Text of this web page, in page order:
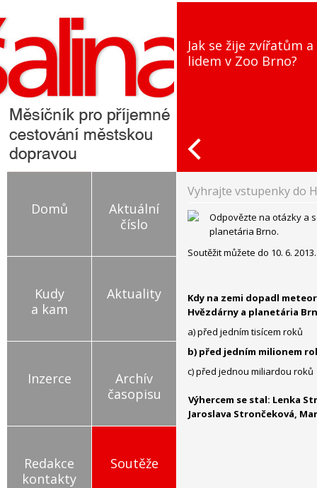
Jak se žije zvířatům a
lidem v Zoo Brno?
Domů
Aktuální
číslo
Kudy
a kam
Aktuality
Inzerce
Archív
časopisu
Redakce
kontakty
Soutěže
Vyhrajte vstupenky do
Odpovězte na otázky a
planetária Brno.
Soutěžit můžete do 10. 6. 2013.
Kdy na zemi dopadl
Hvězdárny a planetária
a) před jedním tisícem roků
b) před jedním milionem
c) před jednou miliardou roků
Výhercem se stal: Lenka
Jaroslava Strončeková,